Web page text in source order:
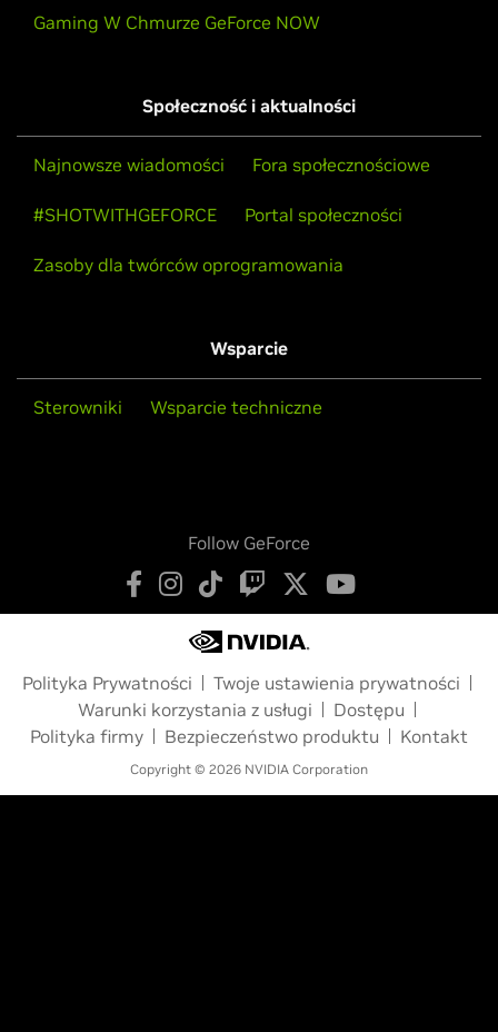
Gaming W Chmurze GeForce NOW
Społeczność i aktualności
Najnowsze wiadomości Fora społecznościowe
#SHOTWITHGEFORCE Portal społeczności
Zasoby dla twórców oprogramowania
Wsparcie
Sterowniki Wsparcie techniczne
Follow GeForce
Polityka Prywatności
Twoje ustawienia prywatności
Warunki korzystania z usługi
Dostępu
Polityka firmy
Bezpieczeństwo produktu Kontakt
Copyright © 2026 NVIDIA Corporation